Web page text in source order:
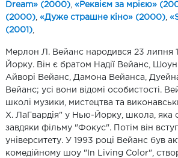
Dream» (2000) «Реквієм за мрією»
(2000) «Дуже страшне кіно» (2000)
(2001)
Мерлон Л. Вейанс народився 23 липня
Йорку. Він є братом Надії Вейанс,
Айворі Вейанс, Дамона Вейанса,
Вейанс; усі вони відомі особистості.
школі музики, мистецтва та
Х. ЛаГвардія" у Нью-Йорку, школа, яка
завдяки фільму "Фокус". Потім він
університету. У 1993 році Вейанс був
комедійному шоу "In Living Color",